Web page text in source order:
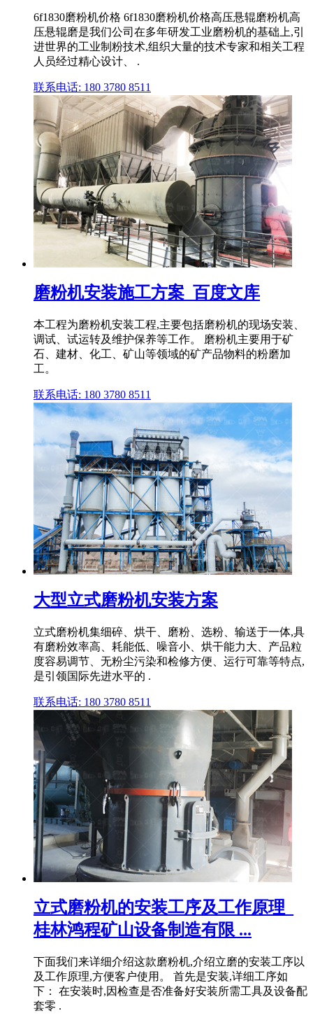
6f1830磨粉机价格 6f1830磨粉机价格高压悬辊磨粉机高
压悬辊磨是我们公司在多年研发工业磨粉机的基础上,引
进世界的工业制粉技术,组织大量的技术专家和相关工程
人员经过精心设计、 .
联系电话: 180 3780 8511
磨粉机安装施工方案_百度文库
本工程为磨粉机安装工程,主要包括磨粉机的现场安装、
调试、试运转及维护保养等工作。 磨粉机主要用于矿
石、建材、化工、矿山等领域的矿产品物料的粉磨加
工。
联系电话: 180 3780 8511
大型立式磨粉机安装方案
立式磨粉机集细碎、烘干、磨粉、选粉、输送于一体,具
有磨粉效率高、耗能低、噪音小、烘干能力大、产品粒
度容易调节、无粉尘污染和检修方便、运行可靠等特点,
是引领国际先进水平的 .
联系电话: 180 3780 8511
立式磨粉机的安装工序及工作原理_
桂林鸿程矿山设备制造有限 ...
下面我们来详细介绍这款磨粉机,介绍立磨的安装工序以
及工作原理,方便客户使用。 首先是安装,详细工序如
下： 在安装时,因检查是否准备好安装所需工具及设备配
套零 .